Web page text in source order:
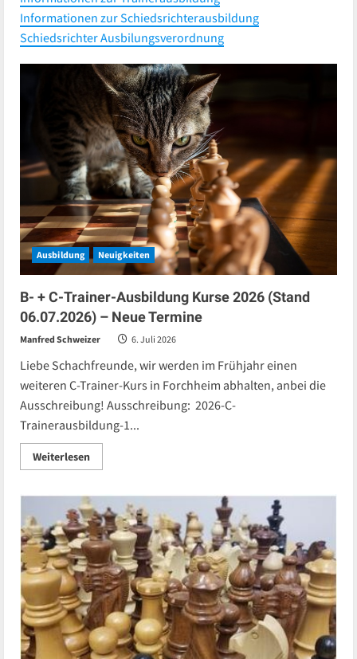
Informationen zur Schiedsrichterausbildung
Schiedsrichter Ausbilungsverordnung
Ausbildung Neuigkeiten
B- + C-Trainer-Ausbildung Kurse 2026 (Stand
06.07.2026) – Neue Termine
Manfred Schweizer 6. Juli 2026
Liebe Schachfreunde, wir werden im Frühjahr einen
weiteren C-Trainer-Kurs in Forchheim abhalten, anbei die
Ausschreibung! Ausschreibung: 2026-C-
Trainerausbildung-1...
WeiterlesenRead
more
+
C-
Trainer-
Ausbildung
Kurse
2026
(Stand
06.07.2026)
–
Neue
Termine